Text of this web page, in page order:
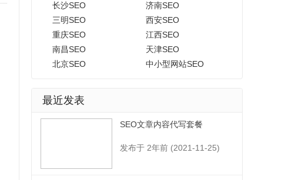
长沙SEO
济南SEO
三明SEO
西安SEO
重庆SEO
江西SEO
南昌SEO
天津SEO
北京SEO
中小型网站SEO
最近发表
SEO文章内容代写套餐
发布于 2年前 (2021-11-25)